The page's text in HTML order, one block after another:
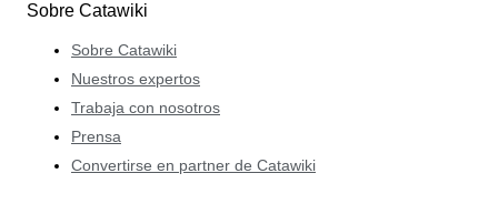
Sobre Catawiki
Sobre Catawiki
Nuestros expertos
Trabaja con nosotros
Prensa
Convertirse en partner de Catawiki